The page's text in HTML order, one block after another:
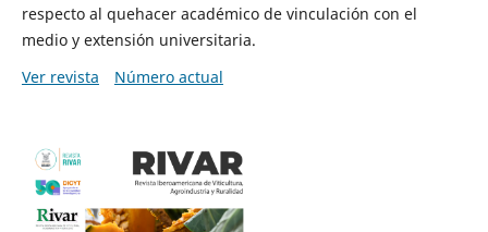
respecto al quehacer académico de vinculación con el
medio y extensión universitaria.
Ver revista
Número actual